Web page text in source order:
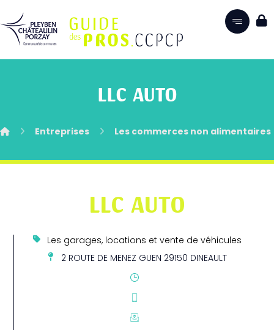
LLC AUTO
Entreprises Les commerces non alimentaires
LLC AUTO
Les garages, locations et vente de véhicules
2 ROUTE DE MENEZ GUEN 29150 DINEAULT